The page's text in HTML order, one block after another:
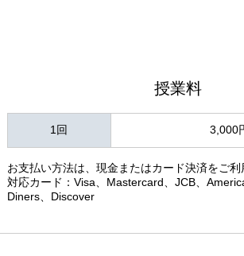
授業料
1回 3,000
お支払い方法は、現金またはカード決済をご利
対応カード：Visa、Mastercard、JCB、
Diners、Discover